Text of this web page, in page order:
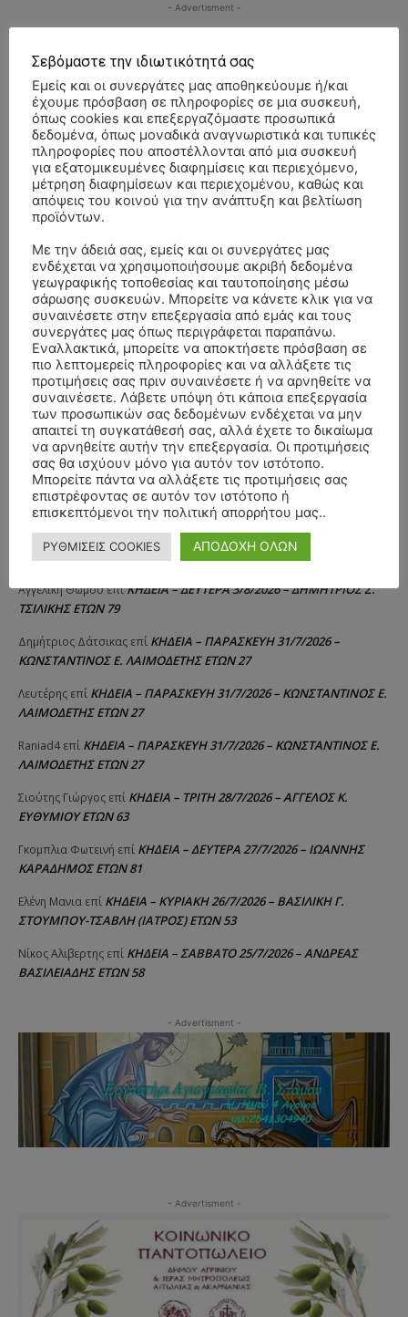
- Advertisment -
ΣΥΛΛΥΠΗΤΗΡΙΑ ΜΗΝΥΜΑΤΑ
Αλέξανδρος ΣέρβοςεπίΚΗΔΕΙΑ – ΣΑΒΒΑΤΟ 25/7/2026 –
ΧΑΡΑΛΑΜΠΟΣ ΚΑΥΚΙΑΣ ΕΤΩΝ 57
ΧΡΙΣΤΙΝΑεπίΚΗΔΕΙΑ – ΤΡΙΤΗ 4/8/2026 – ΧΡΗΣΤΟΣ Α. ΠΑΛΙΟΥΡΑΣ
ΕΤΩΝ 58
Θεόδωρος Νάκοςεπί ΚΗΔΕΙΑ – ΔΕΥΤΕΡΑ 3/8/2026 – ΔΗΜΗΤΡΙΟΣ Σ.
ΤΣΙΛΙΚΗΣ ΕΤΩΝ 79
ΠΑΝΑΓΙΩΤΗΣ IΩΑΚΕΙΜΙΔΗΣεπί ΚΗΔΕΙΑ – ΔΕΥΤΕΡΑ 3/8/2026 –
Αγγελική ΘωμουεπίΚΗΔΕΙΑ – ΔΕΥΤΕΡΑ 3/8/2026 – ΔΗΜΗΤΡΙΟΣ Σ.
ΤΣΙΛΙΚΗΣ ΕΤΩΝ 79
Δημήτριος Δάτσικας επί ΚΗΔΕΙΑ – ΠΑΡΑΣΚΕΥΗ 31/7/2026 –
ΚΩΝΣΤΑΝΤΙΝΟΣ Ε. ΛΑΙΜΟΔΕΤΗΣ ΕΤΩΝ 27
Λευτέρης επί ΚΗΔΕΙΑ – ΠΑΡΑΣΚΕΥΗ 31/7/2026 – ΚΩΝΣΤΑΝΤΙΝΟΣ Ε.
ΛΑΙΜΟΔΕΤΗΣ ΕΤΩΝ 27
Raniad4 επί ΚΗΔΕΙΑ – ΠΑΡΑΣΚΕΥΗ 31/7/2026 – ΚΩΝΣΤΑΝΤΙΝΟΣ Ε.
ΛΑΙΜΟΔΕΤΗΣ ΕΤΩΝ 27
Σιούτης Γιώργος επί ΚΗΔΕΙΑ – ΤΡΙΤΗ 28/7/2026 – ΑΓΓΕΛΟΣ Κ.
ΕΥΘΥΜΙΟΥ ΕΤΩΝ 63
Γκομπλια Φωτεινή επί ΚΗΔΕΙΑ – ΔΕΥΤΕΡΑ 27/7/2026 – ΙΩΑΝΝΗΣ
ΚΑΡΑΔΗΜΟΣ ΕΤΩΝ 81
Ελένη Μανια επί ΚΗΔΕΙΑ – ΚΥΡΙΑΚΗ 26/7/2026 – ΒΑΣΙΛΙΚΗ Γ.
ΣΤΟΥΜΠΟΥ-ΤΣΑΒΛΗ (ΙΑΤΡΟΣ) ΕΤΩΝ 53
Νίκος Αλιβερτης επί ΚΗΔΕΙΑ – ΣΑΒΒΑΤΟ 25/7/2026 – ΑΝΔΡΕΑΣ
ΒΑΣΙΛΕΙΑΔΗΣ ΕΤΩΝ 58
- Advertisment -
- Advertisment -
Σεβόμαστε την ιδιωτικότητά σας
Εμείς και οι συνεργάτες μας αποθηκεύουμε ή/και
έχουμε πρόσβαση σε πληροφορίες σε μια συσκευή,
όπως cookies και επεξεργαζόμαστε προσωπικά
δεδομένα, όπως μοναδικά αναγνωριστικά και τυπικές
πληροφορίες που αποστέλλονται από μια συσκευή
για εξατομικευμένες διαφημίσεις και περιεχόμενο,
μέτρηση διαφημίσεων και περιεχομένου, καθώς και
απόψεις του κοινού για την ανάπτυξη και βελτίωση
προϊόντων.
Με την άδειά σας, εμείς και οι συνεργάτες μας
ενδέχεται να χρησιμοποιήσουμε ακριβή δεδομένα
γεωγραφικής τοποθεσίας και ταυτοποίησης μέσω
σάρωσης συσκευών. Μπορείτε να κάνετε κλικ για να
συναινέσετε στην επεξεργασία από εμάς και τους
συνεργάτες μας όπως περιγράφεται παραπάνω.
Εναλλακτικά, μπορείτε να αποκτήσετε πρόσβαση σε
πιο λεπτομερείς πληροφορίες και να αλλάξετε τις
προτιμήσεις σας πριν συναινέσετε ή να αρνηθείτε να
συναινέσετε. Λάβετε υπόψη ότι κάποια επεξεργασία
των προσωπικών σας δεδομένων ενδέχεται να μην
απαιτεί τη συγκατάθεσή σας, αλλά έχετε το δικαίωμα
να αρνηθείτε αυτήν την επεξεργασία. Οι προτιμήσεις
σας θα ισχύουν μόνο για αυτόν τον ιστότοπο.
Μπορείτε πάντα να αλλάξετε τις προτιμήσεις σας
επιστρέφοντας σε αυτόν τον ιστότοπο ή
επισκεπτόμενοι την πολιτική απορρήτου μας..
ΡΥΘΜΙΣΕΙΣ COOKIES ΑΠΟΔΟΧΗ ΟΛΩΝ